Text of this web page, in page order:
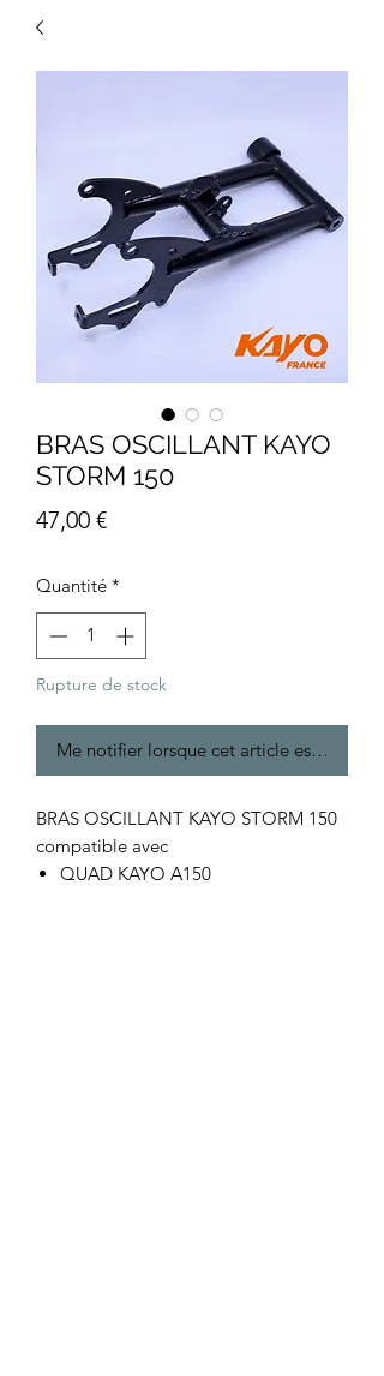
BRAS OSCILLANT KAYO
STORM 150
47,00 €Prix
Quantité *
Rupture de stock
Me notifier lorsque cet article est
BRAS OSCILLANT KAYO STORM 150
compatible avec
QUAD KAYO A150